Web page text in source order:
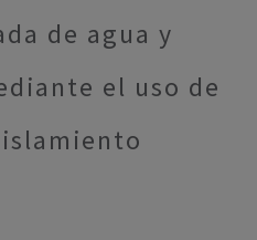
de agua y
el uso de